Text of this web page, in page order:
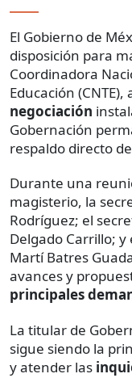
El Gobierno de
disposición para
Coordinadora
Educación
negociación
Gobernación
respaldo directo
Durante una
magisterio, la
Rodríguez; el
Delgado Carrillo; y
Martí Batres
avances y
principales
La titular de
sigue siendo la
y atender las